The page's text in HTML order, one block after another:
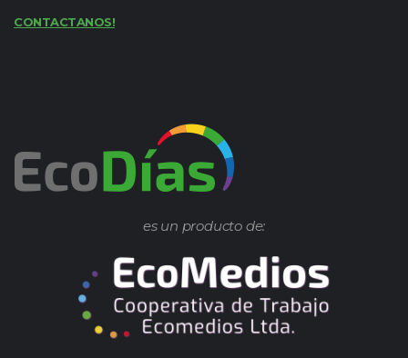
CONTACTANOS!
es un producto de: